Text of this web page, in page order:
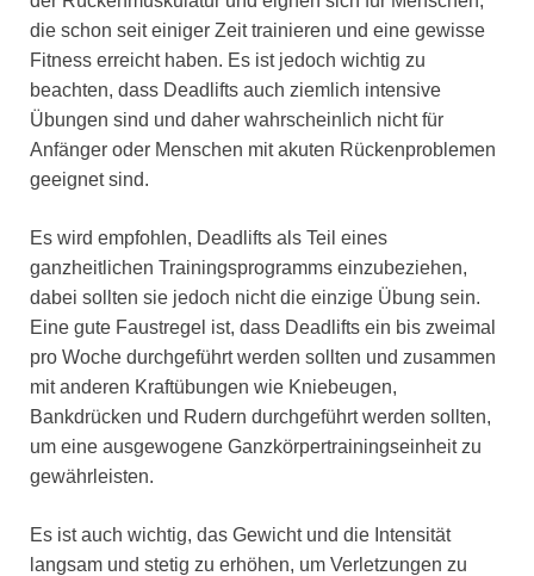
die schon seit einiger Zeit trainieren und eine gewisse
Fitness erreicht haben. Es ist jedoch wichtig zu
beachten, dass Deadlifts auch ziemlich intensive
Übungen sind und daher wahrscheinlich nicht für
Anfänger oder Menschen mit akuten Rückenproblemen
geeignet sind.
Es wird empfohlen, Deadlifts als Teil eines
ganzheitlichen Trainingsprogramms einzubeziehen,
dabei sollten sie jedoch nicht die einzige Übung sein.
Eine gute Faustregel ist, dass Deadlifts ein bis zweimal
pro Woche durchgeführt werden sollten und zusammen
mit anderen Kraftübungen wie Kniebeugen,
Bankdrücken und Rudern durchgeführt werden sollten,
um eine ausgewogene Ganzkörpertrainingseinheit zu
gewährleisten.
Es ist auch wichtig, das Gewicht und die Intensität
langsam und stetig zu erhöhen, um Verletzungen zu